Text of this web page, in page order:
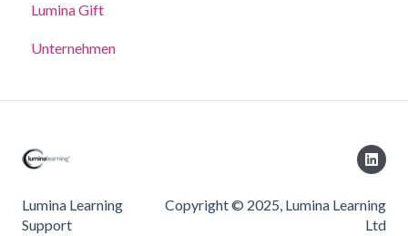
Spark Coach Plus
Weitere Funktionen des Lumina-Team
Lumina Gift
Unternehmen
Lumina Learning
Support
Copyright © 2025, Lumina Learning
Ltd